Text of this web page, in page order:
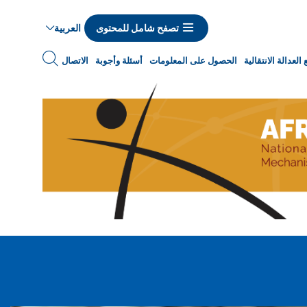
تصفح شامل للمحتوى العربية
الانتقالية الحصول على المعلومات أسئلة وأجوبة الاتصال